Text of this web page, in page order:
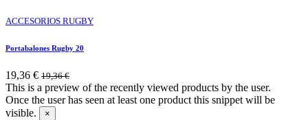
ACCESORIOS RUGBY
Portabalones Rugby 20
19,36 € 19,36€
This is a preview of the recently viewed products by the user.
Once the user has seen at least one product this snippet will be
visible.
×